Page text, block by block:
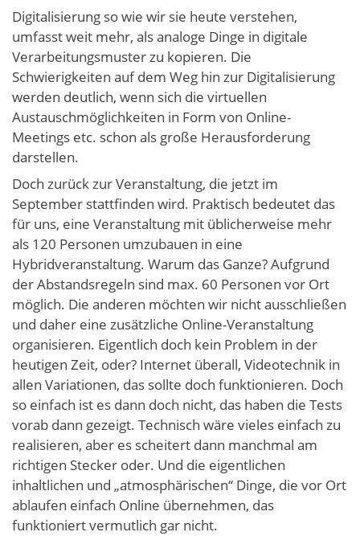
Digitalisierung so wie wir sie heute verstehen,
umfasst weit mehr, als analoge Dinge in digitale
Verarbeitungsmuster zu kopieren. Die
Schwierigkeiten auf dem Weg hin zur Digitalisierung
werden deutlich, wenn sich die virtuellen
Austauschmöglichkeiten in Form von Online-
Meetings etc. schon als große Herausforderung
darstellen.
Doch zurück zur Veranstaltung, die jetzt im
September stattfinden wird. Praktisch bedeutet das
für uns, eine Veranstaltung mit üblicherweise mehr
als 120 Personen umzubauen in eine
Hybridveranstaltung. Warum das Ganze? Aufgrund
der Abstandsregeln sind max. 60 Personen vor Ort
möglich. Die anderen möchten wir nicht ausschließen
und daher eine zusätzliche Online-Veranstaltung
organisieren. Eigentlich doch kein Problem in der
heutigen Zeit, oder? Internet überall, Videotechnik in
allen Variationen, das sollte doch funktionieren. Doch
so einfach ist es dann doch nicht, das haben die Tests
vorab dann gezeigt. Technisch wäre vieles einfach zu
realisieren, aber es scheitert dann manchmal am
richtigen Stecker oder. Und die eigentlichen
inhaltlichen und „atmosphärischen“ Dinge, die vor Ort
ablaufen einfach Online übernehmen, das
funktioniert vermutlich gar nicht.